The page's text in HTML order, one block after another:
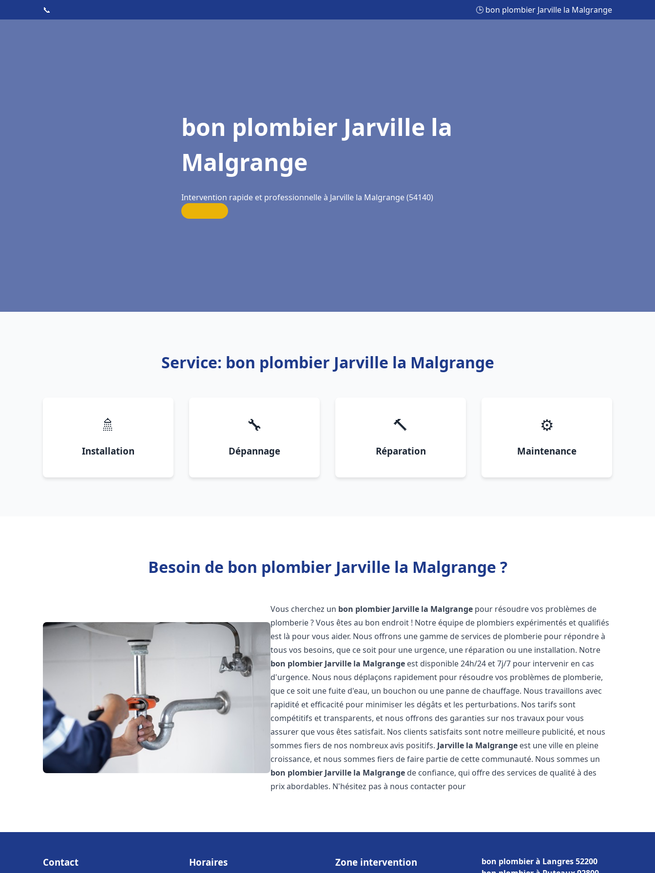
📞 🕒 bon plombier Jarville la Malgrange
bon plombier Jarville la
Malgrange
Intervention rapide et professionnelle à Jarville la Malgrange (54140)
Service: bon plombier Jarville la Malgrange
🚿
Installation
🔧
Dépannage
🔨
Réparation
⚙️
Maintenance
Besoin de bon plombier Jarville la Malgrange ?
Vous cherchez un bon plombier Jarville la Malgrange pour résoudre vos problèmes de
plomberie ? Vous êtes au bon endroit ! Notre équipe de plombiers expérimentés et qualifiés
est là pour vous aider. Nous offrons une gamme de services de plomberie pour répondre à
tous vos besoins, que ce soit pour une urgence, une réparation ou une installation. Notre
bon plombier Jarville la Malgrange est disponible 24h/24 et 7j/7 pour intervenir en cas
d'urgence. Nous nous déplaçons rapidement pour résoudre vos problèmes de plomberie,
que ce soit une fuite d'eau, un bouchon ou une panne de chauffage. Nous travaillons avec
rapidité et efficacité pour minimiser les dégâts et les perturbations. Nos tarifs sont
compétitifs et transparents, et nous offrons des garanties sur nos travaux pour vous
assurer que vous êtes satisfait. Nos clients satisfaits sont notre meilleure publicité, et nous
sommes fiers de nos nombreux avis positifs. Jarville la Malgrange est une ville en pleine
croissance, et nous sommes fiers de faire partie de cette communauté. Nous sommes un
bon plombier Jarville la Malgrange de confiance, qui offre des services de qualité à des
prix abordables. N'hésitez pas à nous contacter pour
Contact Horaires Zone intervention
bon plombier à Langres 52200